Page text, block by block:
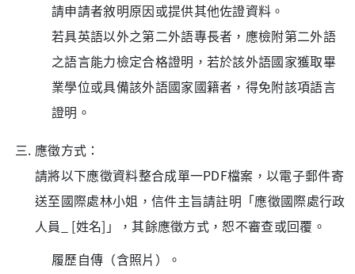
請申請者敘明原因或提供其他佐證資料。
若具英語以外之第二外語專長者，應檢附第二外語
之語言能力檢定合格證明，若於該外語國家獲取畢
業學位或具備該外語國家國籍者，得免附該項語言
證明。
應徵方式：
請將以下應徵資料整合成單一PDF檔案，以電子郵件寄
送至國際處林小姐，信件主旨請註明「應徵國際處行政
人員_ [姓名]」，其餘應徵方式，恕不審查或回覆。
履歷自傳（含照片）。